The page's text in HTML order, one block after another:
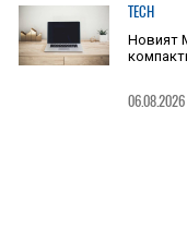
TECH
Новият
06.08.2026